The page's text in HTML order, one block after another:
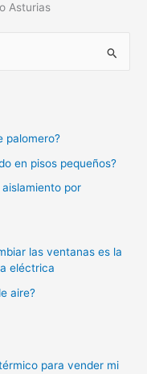
palomero?
en pisos pequeños?
por
las ventanas es la
eléctrica
aire?
para vender mi